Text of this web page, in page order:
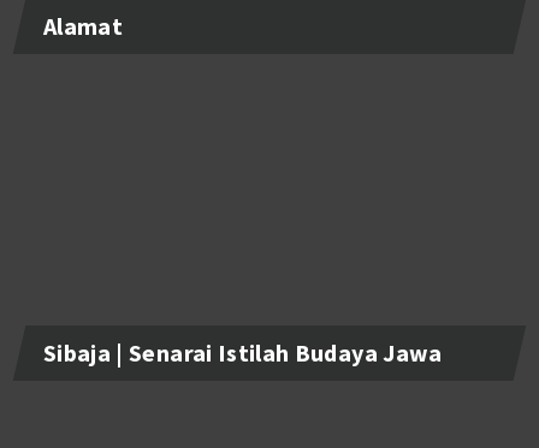
Alamat
Sibaja | Senarai Istilah Budaya Jawa